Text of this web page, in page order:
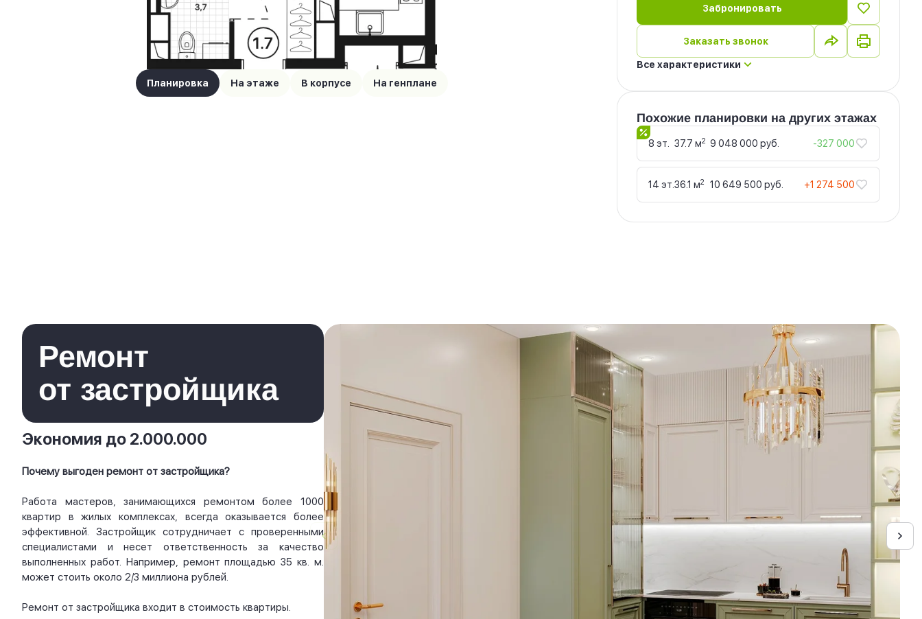
Планировка На этаже В корпусе На генплане
Забронировать
Заказать звонок
Все характеристики
Похожие планировки на других этажах
8 эт. 37.7 м2 9 048 000 руб. -327 000
14 эт.36.1 м2 10 649 500 руб. +1 274 500
Ремонт
от застройщика
Экономия до 2.000.000
Почему выгоден ремонт от застройщика?
Работа мастеров, занимающихся ремонтом более 1000
квартир в жилых комплексах, всегда оказывается более
эффективной. Застройщик сотрудничает с проверенными
специалистами и несет ответственность за качество
выполненных работ. Например, ремонт площадью 35 кв. м.
может стоить около 2/3 миллиона рублей.
Ремонт от застройщика входит в стоимость квартиры.